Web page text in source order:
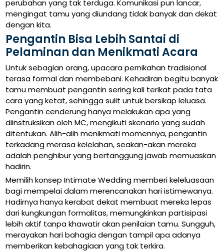
perubahan yang tak terduga. Komunikasi pun lancar,
mengingat tamu yang diundang tidak banyak dan dekat
dengan kita.
Pengantin Bisa Lebih Santai di
Pelaminan dan Menikmati Acara
Untuk sebagian orang, upacara pernikahan tradisional
terasa formal dan membebani. Kehadiran begitu banyak
tamu membuat pengantin sering kali terikat pada tata
cara yang ketat, sehingga sulit untuk bersikap leluasa.
Pengantin cenderung hanya melakukan apa yang
diinstruksikan oleh MC, mengikuti skenario yang sudah
ditentukan. Alih-alih menikmati momennya, pengantin
terkadang merasa kelelahan, seakan-akan mereka
adalah penghibur yang bertanggung jawab memuaskan
hadirin.
Memilih konsep Intimate Wedding memberi keleluasaan
bagi mempelai dalam merencanakan hari istimewanya.
Hadirnya hanya kerabat dekat membuat mereka lepas
dari kungkungan formalitas, memungkinkan partisipasi
lebih aktif tanpa khawatir akan penilaian tamu. Sungguh,
merayakan hari bahagia dengan tampil apa adanya
memberikan kebahagiaan yang tak terkira.